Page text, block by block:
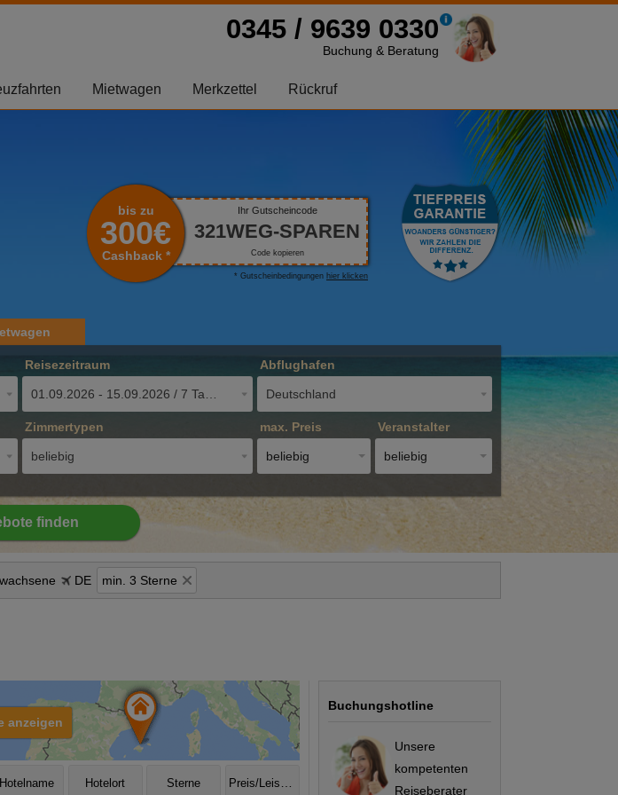
0345 / 9639 0330
Buchung & Beratung
Mietwagen Merkzettel Rückruf
bis zu
300€
Cashback *
Ihr Gutscheincode
321WEG-SPAREN
Code kopieren
* Gutscheinbedingungen hier klicken
Reisezeitraum
01.09.2026 - 15.09.2026 / 7 Tage
Abflughafen
Deutschland
Zimmertypen
beliebig
max. Preis
beliebig
Veranstalter
beliebig
finden
DE min. 3 Sterne
Buchungshotline
Unsere
kompetenten
Reiseberater
anzeigen
Hotelname Hotelort Sterne Preis/Leistung